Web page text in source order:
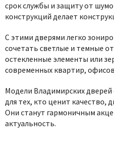
срок службы и защиту от
конструкций делает
С этими дверями легко
сочетать светлые и темные
остекленные элементы или
современных квартир,
Модели Владимирских
для тех, кто ценит качество,
Они станут гармоничным
актуальность.